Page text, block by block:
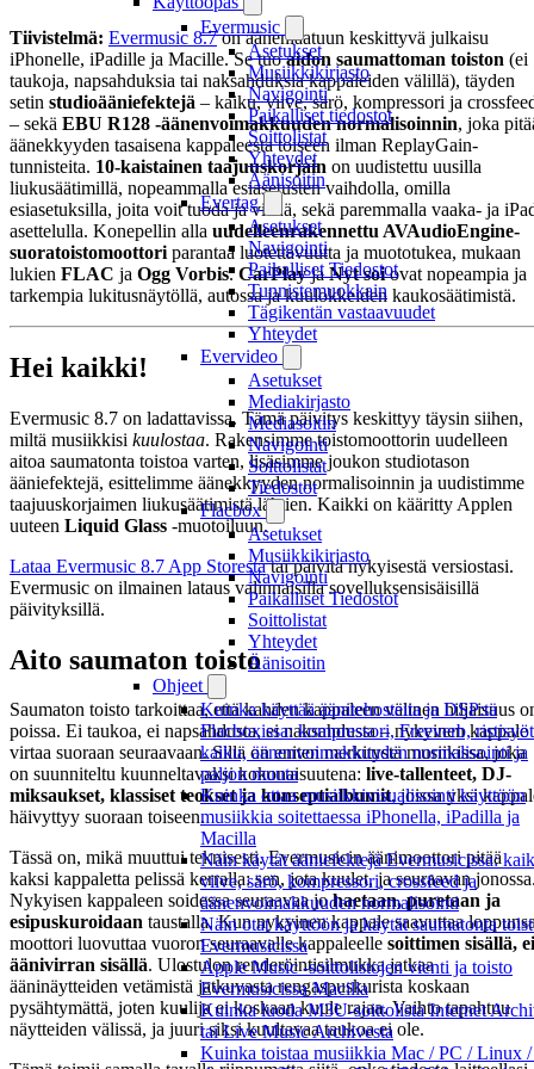
Evermusic
Asetukset
Musiikkikirjasto
Navigointi
Paikalliset tiedostot
Soittolistat
Yhteydet
Äänisoitin
Evertag
Asetukset
Navigointi
Paikalliset Tiedostot
Tunnistemuokkain
Tägikentän vastaavuudet
Yhteydet
Evervideo
Asetukset
Mediakirjasto
Mediasoitin
Navigointi
Soittolistat
Tiedostot
Flacbox
Asetukset
Musiikkikirjasto
Navigointi
Paikalliset Tiedostot
Soittolistat
Yhteydet
Äänisoitin
Ohjeet
Kuinka käyttää äänitehosteita ja DSP:tä
Flacboxissa: kompressori, Freeverb,
kaiku, äänenvoimakkuuden normalisointi ja
paljon muuta
Kuinka ottaa musiikkivisualisointi käyttöön
musiikkia soitettaessa iPhonella, iPadilla ja
Macilla
Näin käytät ääniefektejä Evermusicissa:
viive, särö, kompressori, crossfeed ja
äänenvoimakkuuden normalisointi
Näin otat käyttöön ja käytät saumatonta
Evermusicissa
Apple Music -soittolistojen vienti ja toisto
Evermusicissa Macilla
Kuinka luoda M3U-soittolista Internet
tai Live Music Archivesta
Kuinka toistaa musiikkia Mac / PC / Linux
Tiivistelmä: Evermusic 8.7on äänenlaatuun keskittyvä julkaisu
iPhonelle, iPadille ja Macille. Se tuoaidon saumattoman toiston (ei
taukoja, napsahduksia tai naksahduksia kappaleiden välillä), täyden
setin studioääniefektejä – kaiku, viive, särö, kompressori ja
– sekä EBU R128 -äänenvoimakkuuden normalisoinnin, joka
äänekkyyden tasaisena kappaleesta toiseen ilman ReplayGain-
tunnisteita. 10-kaistainen taajuuskorjain on uudistettu uusilla
liukusäätimillä, nopeammalla esiasetusten vaihdolla, omilla
esiasetuksilla, joita voit tuoda ja viedä, sekä paremmalla vaaka- ja
asettelulla. Konepellin alla uudelleenrakennettu AVAudioEngine-
suoratoistomoottori parantaa luotettavuutta ja muototukea, mukaan
lukien FLAC ja Ogg Vorbis.CarPlayjaNyt soiovat nopeampia ja
tarkempia lukitusnäytöllä, autossa ja kuulokkeiden kaukosäätimistä.
Hei kaikki!
Evermusic 8.7 on ladattavissa. Tämä päivitys keskittyy täysin siihen,
miltä musiikkisi kuulostaa. Rakensimme toistomoottorin uudelleen
aitoa saumatonta toistoa varten, lisäsimme joukon studiotason
ääniefektejä, esittelimme äänekkyyden normalisoinnin ja uudistimme
taajuuskorjaimen liukusäätimistä lähtien. Kaikki on kääritty Applen
uuteen Liquid Glass -muotoiluun.
Lataa Evermusic 8.7 App Storestatai päivitä nykyisestä versiostasi.
Evermusic on ilmainen lataus valinnaisilla sovelluksensisäisillä
päivityksillä.
Aito saumaton toisto
Saumaton toisto tarkoittaa, että kahden kappaleen välinen hiljaisuus
poissa. Ei taukoa, ei napsahdusta, ei naksahdusta – nykyinen kappale
virtaa suoraan seuraavaan. Sillä on eniten merkitystä musiikissa, joka
on suunniteltu kuunneltavaksi kokonaisuutena: live-tallenteet, DJ-
miksaukset, klassiset teokset ja konseptialbumit, joissa yksi
häivyttyy suoraan toiseen.
Tässä on, mikä muuttui teknisesti. Evermusicin äänimoottori pitää
kaksi kappaletta pelissä kerralla: sen, jota kuulet, ja seuraavan
Nykyisen kappaleen soidessa seuraavaa johaetaan, puretaan ja
esipuskuroidaan taustalla. Kun nykyinen kappale saavuttaa
moottori luovuttaa vuoron seuraavalle kappaleelle soittimen sisällä, ei
äänivirran sisällä. Ulostulon renderöintisilmukka jatkaa
ääninäytteiden vetämistä jatkuvasta rengaspuskurista koskaan
pysähtymättä, joten kuulija ei koskaan kuule rajaa. Vaihto tapahtuu
näytteiden välissä, ja juuri siksi kuultavaa taukoa ei ole.